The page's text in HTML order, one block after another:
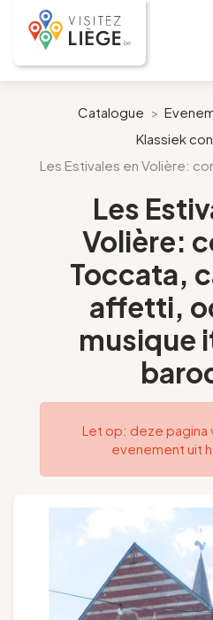
Bereid mijn verblijf voor
Onze suggesties
Pays de Liège
Groepen en touroperators
NL DE
Catalogue >
Klassiek
Les Estivales en Volière:
Les
Volière:
Toccata,
affetti,
musique
Let op: deze pagina
evenement uit